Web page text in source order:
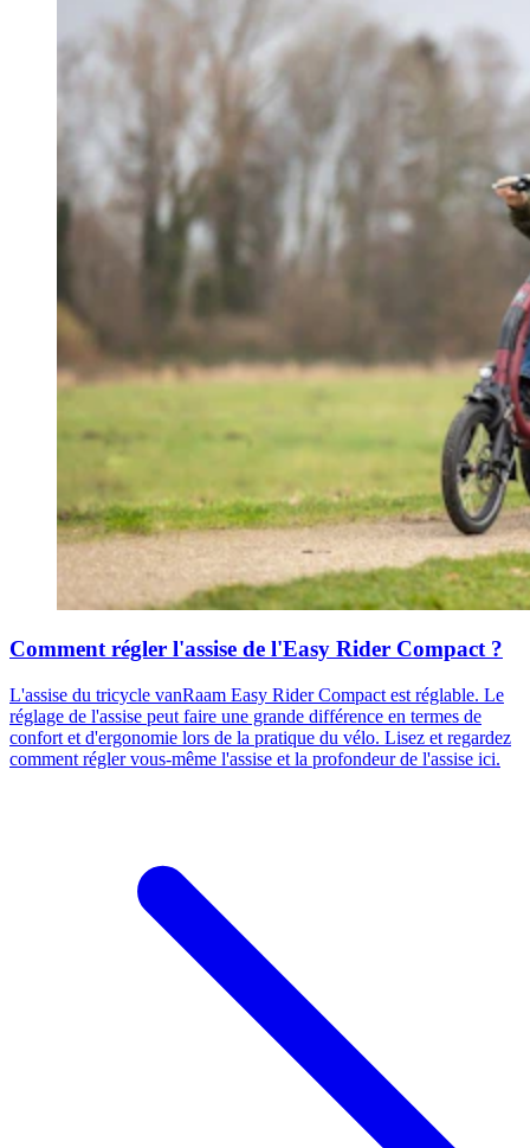
Comment régler l'assise de l'Easy Rider Compact ?
L'assise du tricycle vanRaam Easy Rider Compact est réglable. Le
réglage de l'assise peut faire une grande différence en termes de
confort et d'ergonomie lors de la pratique du vélo. Lisez et regardez
comment régler vous-même l'assise et la profondeur de l'assise ici.